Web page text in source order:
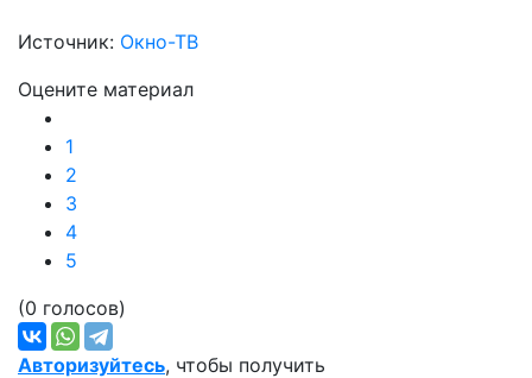
Источник: Окно-ТВ
Оцените материал
1
2
3
4
5
(0 голосов)
Авторизуйтесь, чтобы получить